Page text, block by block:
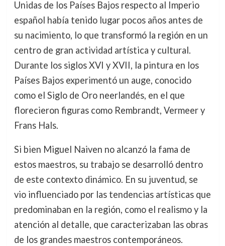
Unidas de los Países Bajos respecto al Imperio
español había tenido lugar pocos años antes de
su nacimiento, lo que transformó la región en un
centro de gran actividad artística y cultural.
Durante los siglos XVI y XVII, la pintura en los
Países Bajos experimentó un auge, conocido
como el Siglo de Oro neerlandés, en el que
florecieron figuras como Rembrandt, Vermeer y
Frans Hals.
Si bien Miguel Naiven no alcanzó la fama de
estos maestros, su trabajo se desarrolló dentro
de este contexto dinámico. En su juventud, se
vio influenciado por las tendencias artísticas que
predominaban en la región, como el realismo y la
atención al detalle, que caracterizaban las obras
de los grandes maestros contemporáneos.